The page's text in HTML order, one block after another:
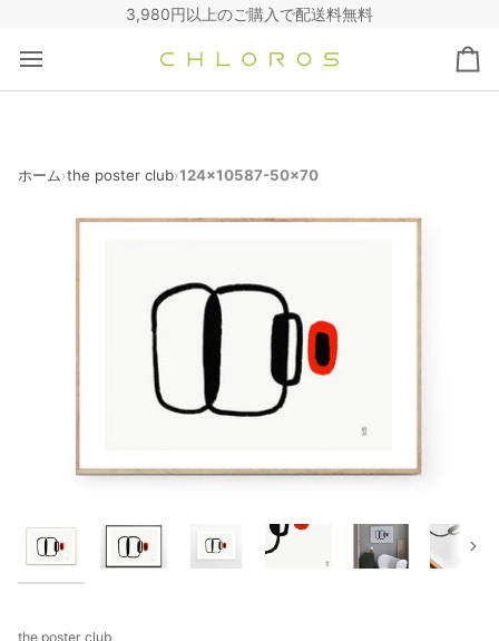
3,980円以上のご購入で配送料無料
カ
ー
ホーム›the poster club›124x10587-50x70
次
the poster club